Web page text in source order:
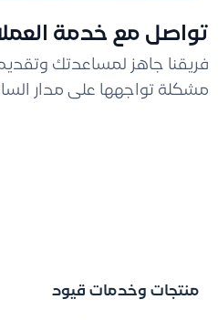
تواصل مع خدمة
فريقنا جاهز لمساعدتك
مشكلة تواجهها على مدار
منتجات وخدمات قيود